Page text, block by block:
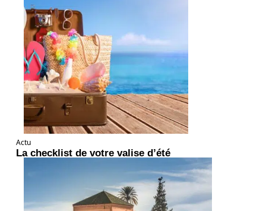
Actu
La checklist de votre valise d’été